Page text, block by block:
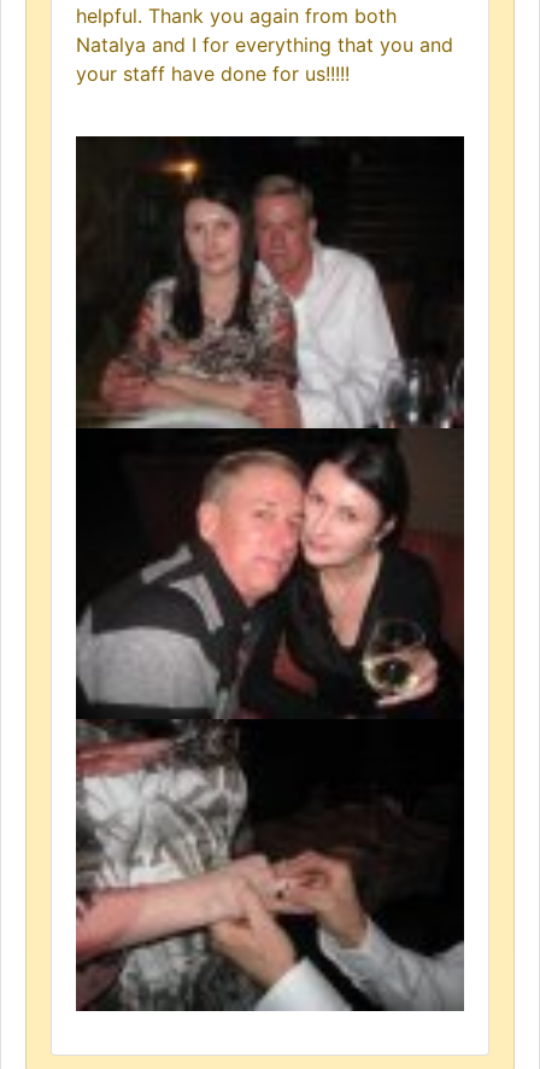
helpful. Thank you again from both
Natalya and I for everything that you and
your staff have done for us!!!!!